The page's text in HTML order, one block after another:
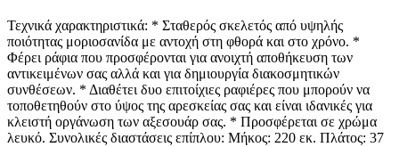
Τεχνικά χαρακτηριστικά: * Σταθερός σκελετός από υψηλής
ποιότητας μοριοσανίδα με αντοχή στη φθορά και στο χρόνο. *
Φέρει ράφια που προσφέρονται για ανοιχτή αποθήκευση των
αντικειμένων σας αλλά και για δημιουργία διακοσμητικών
συνθέσεων. * Διαθέτει δυο επιτοίχιες ραφιέρες που μπορούν να
τοποθετηθούν στο ύψος της αρεσκείας σας και είναι ιδανικές για
κλειστή οργάνωση των αξεσουάρ σας. * Προσφέρεται σε χρώμα
λευκό. Συνολικές διαστάσεις επίπλου: Μήκος: 220 εκ. Πλάτος: 37